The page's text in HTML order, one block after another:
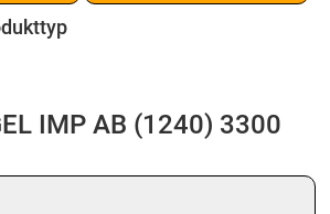
IMP AB (1240) 3300